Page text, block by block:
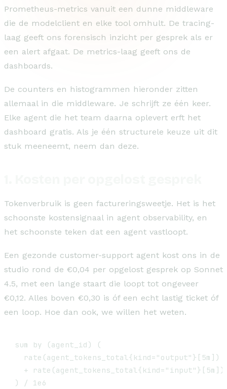
Prometheus-metrics vanuit een dunne middleware
die de modelclient en elke tool omhult. De tracing-
laag geeft ons forensisch inzicht per gesprek als er
een alert afgaat. De metrics-laag geeft ons de
dashboards.
De counters en histogrammen hieronder zitten
allemaal in die middleware. Je schrijft ze één keer.
Elke agent die het team daarna oplevert erft het
dashboard gratis. Als je één structurele keuze uit dit
stuk meeneemt, neem dan deze.
Tokenverbruik is geen factureringsweetje. Het is het
schoonste kostensignaal in agent observability, en
het schoonste teken dat een agent vastloopt.
Een gezonde customer-support agent kost ons in de
studio rond de €0,04 per opgelost gesprek op Sonnet
4.5, met een lange staart die loopt tot ongeveer
€0,12. Alles boven €0,30 is óf een echt lastig ticket óf
een loop. Hoe dan ook, we willen het weten.
sum by (agent_id) (
rate(agent_tokens_total{kind="output"}[5m])
+ rate(agent_tokens_total{kind="input"}[5m])
) / 1e6